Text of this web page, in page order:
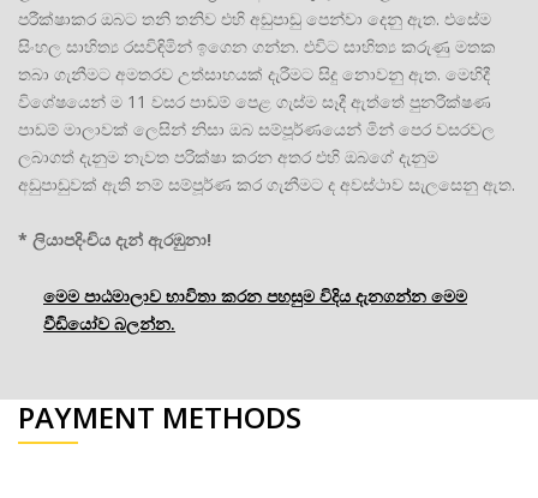
පරීක්ෂාකර ඔබට තනි තනිව එහි අඩුපාඩු පෙන්වා දෙනු ඇත. එසේම
සිංහල සාහිත්‍ය රසවිඳිමින් ඉගෙන ගන්න. එවිට සාහිත්‍ය කරුණු මතක
තබා ගැනීමට අමතරව උත්සාහයක් දැරීමට සිදු නොවනු ඇත. මෙහිදී
විශේෂයෙන් ම 11 වසර පාඩම් පෙළ ගැස්ම සෑදී ඇත්තේ පුනරීක්ෂණ
පාඩම් මාලාවක් ලෙසින් නිසා ඔබ සම්පූර්ණයෙන් මින් පෙර වසරවල
ලබාගත් දැනුම නැවත පරික්ෂා කරන අතර එහි ඔබගේ දැනුම
අඩුපාඩුවක් ඇති නම් සම්පූර්ණ කර ගැනීමට ද අවස්ථාව සැලසෙනු ඇත.
* ලියාපදිංචිය දැන් ඇරඹුනා!
මෙම පාඨමාලාව භාවිතා කරන පහසුම විදිය දැනගන්න මෙම
වීඩියෝව බලන්න.
PAYMENT METHODS